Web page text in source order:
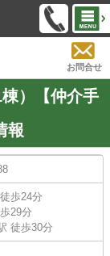
お問合せ
）【仲介手
報
歩24分
29分
徒歩30分